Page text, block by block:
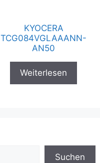
KYOCERA
TCG084VGLAAANN-
AN50
Weiterlesen
Suchen